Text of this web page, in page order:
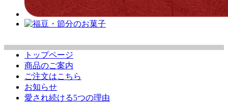
トップページ
商品のご案内
ご注文はこちら
お知らせ
愛され続ける5つの理由